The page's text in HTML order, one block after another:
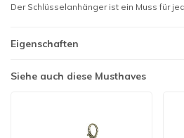
Der Schlüsselanhänger ist ein Muss für
Eigenschaften
Siehe auch diese Musthaves